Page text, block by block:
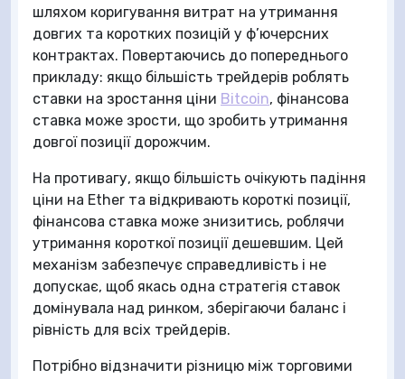
шляхом коригування витрат на утримання
довгих та коротких позицій у ф’ючерсних
контрактах. Повертаючись до попереднього
прикладу: якщо більшість трейдерів роблять
ставки на зростання ціни Bitcoin, фінансова
ставка може зрости, що зробить утримання
довгої позиції дорожчим.
На противагу, якщо більшість очікують падіння
ціни на Ether та відкривають короткі позиції,
фінансова ставка може знизитись, роблячи
утримання короткої позиції дешевшим. Цей
механізм забезпечує справедливість і не
допускає, щоб якась одна стратегія ставок
домінувала над ринком, зберігаючи баланс і
рівність для всіх трейдерів.
Потрібно відзначити різницю між торговими